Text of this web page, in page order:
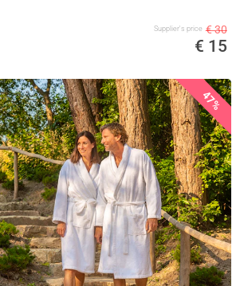
Supplier's price € 30
€ 15
47%